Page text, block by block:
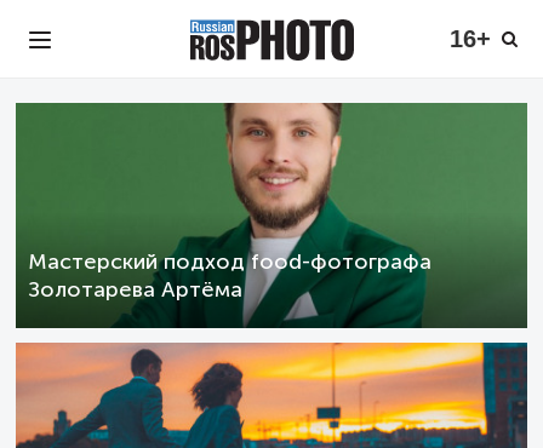
16+
Мастерский подход food-фотографа
Золотарева Артёма